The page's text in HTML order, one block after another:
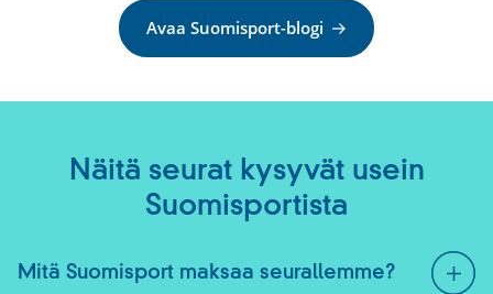
Avaa Suomisport-blogi
Näitä seurat kysyvät usein
Suomisportista
Mitä Suomisport maksaa seurallemme?